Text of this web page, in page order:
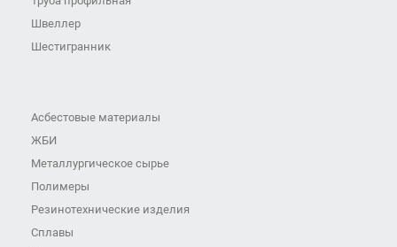
Швеллер
Шестигранник
Асбестовые материалы
ЖБИ
Металлургическое сырье
Полимеры
Резинотехнические изделия
Сплавы